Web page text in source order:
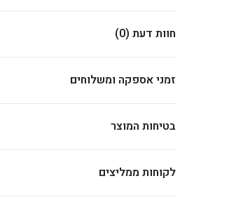
חוות דעת (0)
זמני אספקה ומשלוחים
בטיחות המוצר
לקוחות ממליצים